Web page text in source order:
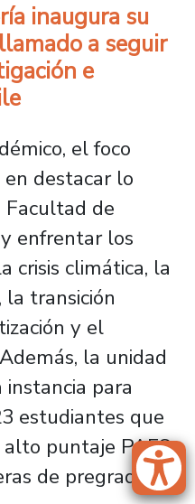
inaugura su
a seguir
e
el foco
destacar lo
de
enfrentar los
crisis climática, la
transición
y el
la unidad
para
estudiantes que
puntaje PAES
de pregrado.